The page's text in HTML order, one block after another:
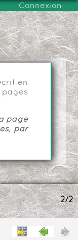
Connexion
en
page
par
2/2